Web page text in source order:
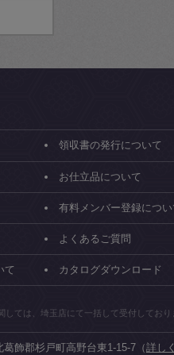
て
領収書の発行について
お仕立品について
有料メンバー登録につい
よくあるご質問
カタログダウンロード
ては、埼玉店にて一括して受付しており
葛飾郡杉戸町高野台東1-15-7（詳し